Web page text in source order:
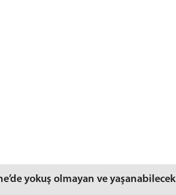
yokuş olmayan ve